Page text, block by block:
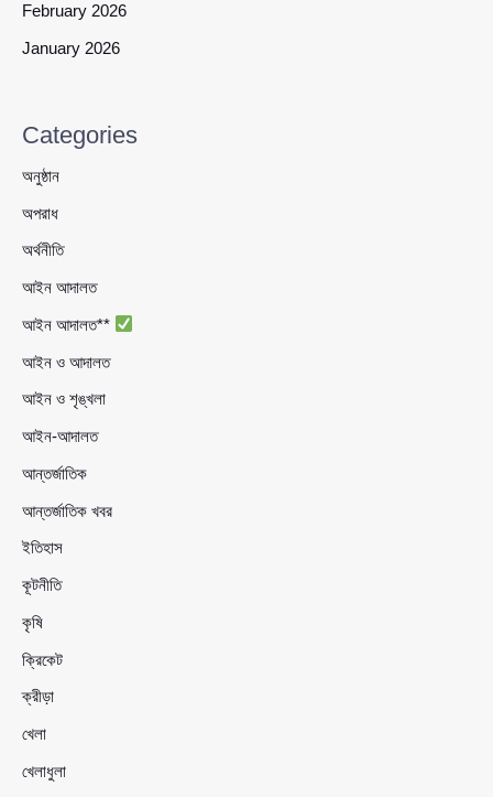
February 2026
January 2026
Categories
অনুষ্ঠান
অপরাধ
অর্থনীতি
আইন আদালত
আইন আদালত**
আইন ও আদালত
আইন ও শৃঙ্খলা
আইন-আদালত
আন্তর্জাতিক
আন্তর্জাতিক খবর
ইতিহাস
কূটনীতি
কৃষি
ক্রিকেট
ক্রীড়া
খেলা
খেলাধুলা